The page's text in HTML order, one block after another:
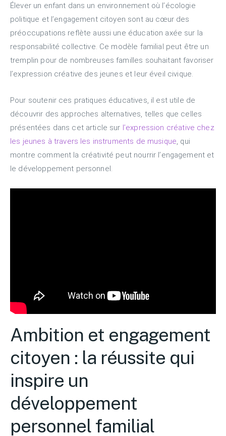
Élever un enfant dans un environnement où l’écologie
politique et l’engagement citoyen sont au cœur des
préoccupations reflète aussi une éducation axée sur la
responsabilité collective. Ce modèle familial peut être un
tremplin pour de nombreuses familles souhaitant favoriser
l’expression créative des jeunes et leur éveil civique.
Pour soutenir ces pratiques éducatives, il est utile de
découvrir des approches alternatives, telles que celles
présentées dans cet article sur l’expression créative chez
les jeunes à travers les instruments de musique, qui
montre comment la créativité peut nourrir l’engagement et
le développement personnel.
Ambition et engagement
citoyen : la réussite qui
inspire un
développement
personnel familial